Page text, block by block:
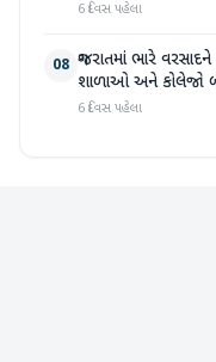
6 દિવસ પહેલા
08 ગુજરાતમાં ભારે
શાળાઓ અને કોલેજો
6 દિવસ પહેલા